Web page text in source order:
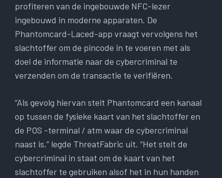
profiteren van de ingebouwde NFC-lezer
ingebouwd in moderne apparaten. De
Phantomcard-Laced-app vraagt vervolgens het
slachtoffer om de pincode in te voeren met als
doel de informatie naar de cybercriminal te
verzenden om de transactie te verifiëren.
“Als gevolg hiervan stelt Phantomcard een kanaal
op tussen de fysieke kaart van het slachtoffer en
de POS -terminal / atm waar de cybercriminal
naast is,” legde ThreatFabric uit. “Het stelt de
cybercriminal in staat om de kaart van het
slachtoffer te gebruiken alsof het in hun handen